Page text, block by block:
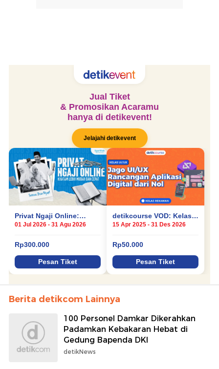
Berita detikcom Lainnya
100 Personel Damkar Dikerahkan
Padamkan Kebakaran Hebat di
Gedung Bapenda DKI
detikNews